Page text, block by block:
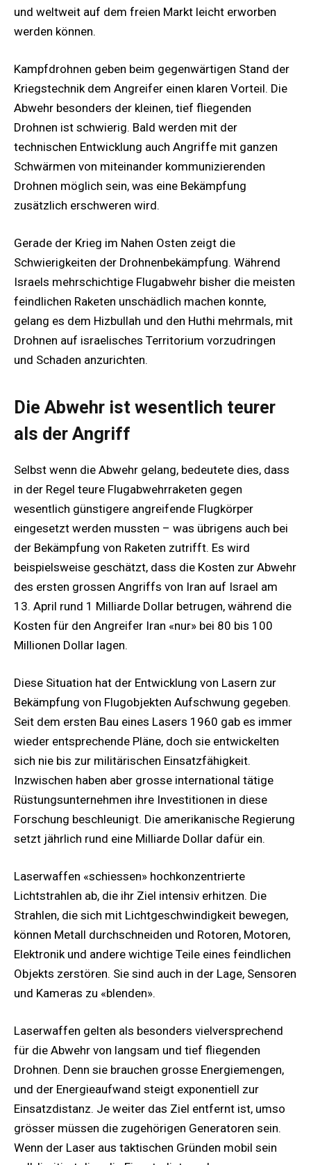
und weltweit auf dem freien Markt leicht erworben
werden können.
Kampfdrohnen geben beim gegenwärtigen Stand der
Kriegstechnik dem Angreifer einen klaren Vorteil. Die
Abwehr besonders der kleinen, tief fliegenden
Drohnen ist schwierig. Bald werden mit der
technischen Entwicklung auch Angriffe mit ganzen
Schwärmen von miteinander kommunizierenden
Drohnen möglich sein, was eine Bekämpfung
zusätzlich erschweren wird.
Gerade der Krieg im Nahen Osten zeigt die
Schwierigkeiten der Drohnenbekämpfung. Während
Israels mehrschichtige Flugabwehr bisher die meisten
feindlichen Raketen unschädlich machen konnte,
gelang es dem Hizbullah und den Huthi mehrmals, mit
Drohnen auf israelisches Territorium vorzudringen
und Schaden anzurichten.
Die Abwehr ist wesentlich teurer
als der Angriff
Selbst wenn die Abwehr gelang, bedeutete dies, dass
in der Regel teure Flugabwehrraketen gegen
wesentlich günstigere angreifende Flugkörper
eingesetzt werden mussten – was übrigens auch bei
der Bekämpfung von Raketen zutrifft. Es wird
beispielsweise geschätzt, dass die Kosten zur Abwehr
des ersten grossen Angriffs von Iran auf Israel am
13. April rund 1 Milliarde Dollar betrugen, während die
Kosten für den Angreifer Iran «nur» bei 80 bis 100
Millionen Dollar lagen.
Diese Situation hat der Entwicklung von Lasern zur
Bekämpfung von Flugobjekten Aufschwung gegeben.
Seit dem ersten Bau eines Lasers 1960 gab es immer
wieder entsprechende Pläne, doch sie entwickelten
sich nie bis zur militärischen Einsatzfähigkeit.
Inzwischen haben aber grosse international tätige
Rüstungsunternehmen ihre Investitionen in diese
Forschung beschleunigt. Die amerikanische Regierung
setzt jährlich rund eine Milliarde Dollar dafür ein.
Laserwaffen «schiessen» hochkonzentrierte
Lichtstrahlen ab, die ihr Ziel intensiv erhitzen. Die
Strahlen, die sich mit Lichtgeschwindigkeit bewegen,
können Metall durchschneiden und Rotoren, Motoren,
Elektronik und andere wichtige Teile eines feindlichen
Objekts zerstören. Sie sind auch in der Lage, Sensoren
und Kameras zu «blenden».
Laserwaffen gelten als besonders vielversprechend
für die Abwehr von langsam und tief fliegenden
Drohnen. Denn sie brauchen grosse Energiemengen,
und der Energieaufwand steigt exponentiell zur
Einsatzdistanz. Je weiter das Ziel entfernt ist, umso
grösser müssen die zugehörigen Generatoren sein.
Wenn der Laser aus taktischen Gründen mobil sein